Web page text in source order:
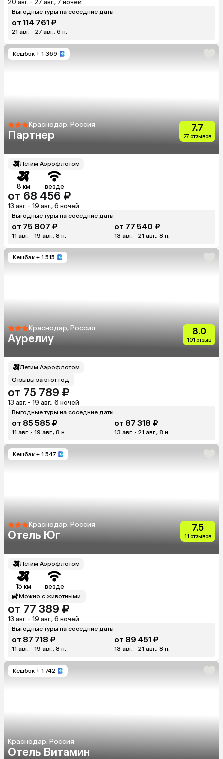
20 авг. - 27 авг., 7 ночей
Выгодные туры на соседние даты
от 114 761 ₽
21 авг. - 27 авг., 6 н.
Кешбэк + 1 369
Краснодар, Россия
Партнер
7.7
27 отзывов
Летим Аэрофлотом
8 км везде
от 68 456 ₽
13 авг. - 19 авг., 6 ночей
Выгодные туры на соседние даты
от 75 807 ₽
11 авг. - 19 авг., 8 н.
от 77 540 ₽
13 авг. - 21 авг., 8 н.
Кешбэк + 1 515
Краснодар, Россия
Аурелиу
8.0
101 отзыв
Летим Аэрофлотом
Отзывы за этот год
от 75 789 ₽
13 авг. - 19 авг., 6 ночей
Выгодные туры на соседние даты
от 85 585 ₽
11 авг. - 19 авг., 8 н.
от 87 318 ₽
13 авг. - 21 авг., 8 н.
Кешбэк + 1 547
Краснодар, Россия
Отель Юг
7.5
11 отзывов
Летим Аэрофлотом
15 км везде
Можно с животными
от 77 389 ₽
13 авг. - 19 авг., 6 ночей
Выгодные туры на соседние даты
от 87 718 ₽
11 авг. - 19 авг., 8 н.
от 89 451 ₽
13 авг. - 21 авг., 8 н.
Кешбэк + 1 742
Краснодар, Россия
Отель Витамин